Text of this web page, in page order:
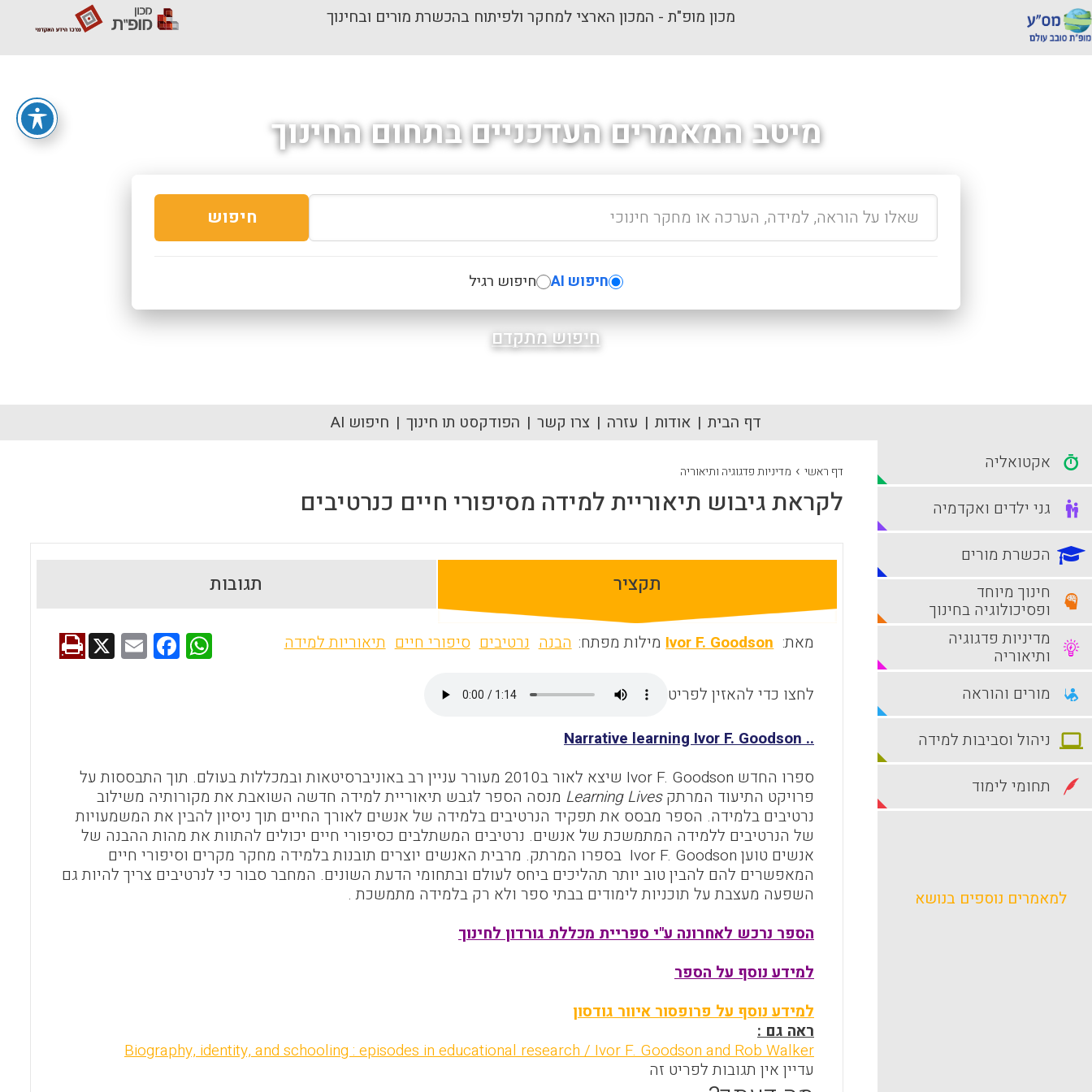
מכון מופ"ת - המכון הארצי למחקר ולפיתוח בהכשרת מורים ובחינוך
מיטב המאמרים העדכניים בתחום החינוך
חיפוש
חיפוש AI חיפוש רגיל
חיפוש מתקדם
דף הבית אודות עזרה צרו קשר הפודקסט תו חינוך חיפוש AI
דף ראשי › מדיניות פדגוגיה ותיאוריה
לקראת גיבוש תיאוריית למידה מסיפורי חיים כנרטיבים
תקציר תגובות
מאת: Ivor F. Goodson
W
h
p
p
F
a
o
k
E
m
X מילות מפתח: הבנה נרטיבים סיפורי חיים תיאוריות למידה
לחצו כדי להאזין לפריט
Narrative learning Ivor F. Goodson ..
ספרו החדש Ivor F. Goodson
שיצא לאור ב2010 מעורר עניין רב באוניברסיטאות ובמכללות בעולם. תוך התבססות על
פרויקט התיעוד המרתקLearning Lives מנסה הספר לגבש תיאוריית למידה חדשה השואבת את מקורותיה משילוב
נרטיבים בלמידה. הספר מבסס את תפקיד הנרטיבים בלמידה של אנשים לאורך החיים תוך ניסיון להבין את המשמעויות
של הנרטיבים ללמידה המתמשכת של אנשים. נרטיבים המשתלבים כסיפורי חיים יכולים להתוות את מהות ההבנה של
אנשים טוען Ivor F. Goodson בספרו המרתק. מרבית האנשים יוצרים תובנות בלמידה מחקר מקרים וסיפורי חיים
המאפשרים להם להבין טוב יותר תהליכים ביחס לעולם ובתחומי הדעת השונים. המחבר סבור כי לנרטיבים צריך להיות גם
השפעה מעצבת על תוכניות לימודים בבתי ספר ולא רק בלמידה מתמשכת .
הספר נרכש לאחרונה ע"י ספריית מכללת גורדון לחינוך
למידע נוסף על הספר
למידע נוסף על פרופסור איוור גודסון
ראה גם :
Biography, identity, and schooling : episodes in educational research / Ivor F. Goodson and Rob Walker
עדיין אין תגובות לפריט זה
אקטואליה
גני ילדים ואקדמיה
הכשרת מורים
חינוך מיוחד
ופסיכולוגיה בחינוך
מדיניות פדגוגיה
ותיאוריה
מורים והוראה
ניהול וסביבות למידה
תחומי לימוד
למאמרים נוספים בנושא